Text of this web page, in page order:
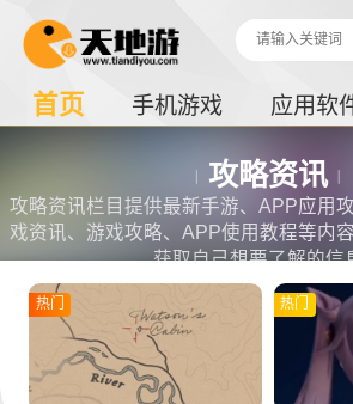
首页 手机游戏 应用软
攻略资讯
攻略资讯栏目提供最新手游、APP应用
戏资讯、游戏攻略、APP使用教程等内
获取自己想要了解的信
热门 热门